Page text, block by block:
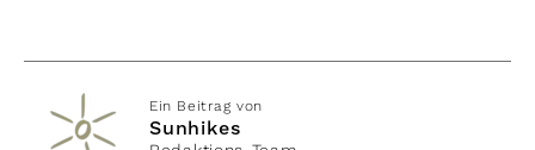
Ein Beitrag von
Sunhikes